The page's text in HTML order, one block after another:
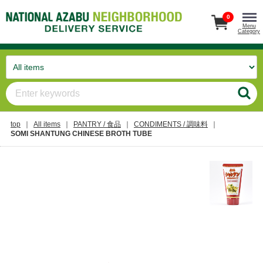
0
Menu
Category
top All items PANTRY / 食品
CONDIMENTS / 調味料
SOMI SHANTUNG CHINESE BROTH TUBE